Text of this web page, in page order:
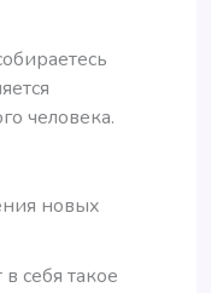
человека.
новых
себя такое